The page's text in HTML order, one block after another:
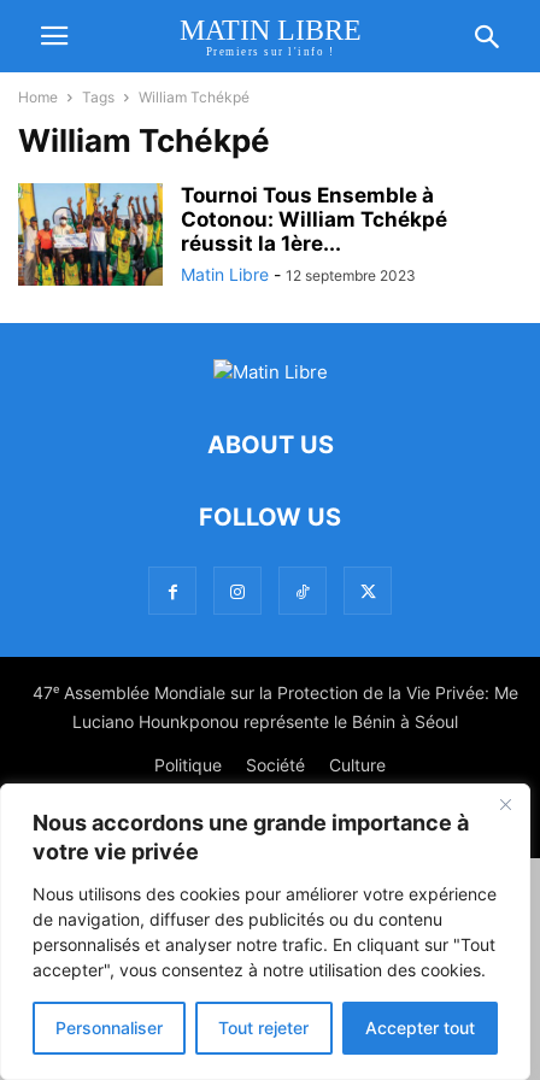
Nous accordons une grande importance à
votre vie privée
Nous utilisons des cookies pour améliorer votre expérience
de navigation, diffuser des publicités ou du contenu
personnalisés et analyser notre trafic. En cliquant sur "Tout
accepter", vous consentez à notre utilisation des cookies.
Personnaliser Tout rejeter Accepter tout
MATIN LIBRE
Premiers sur l'info !
Home Tags William Tchékpé
William Tchékpé
Tournoi Tous Ensemble à
Cotonou: William Tchékpé
réussit la 1ère...
Matin Libre - 12 septembre 2023
ABOUT US
FOLLOW US
47ᵉ Assemblée Mondiale sur la Protection de la Vie Privée: Me
Luciano Hounkponou représente le Bénin à Séoul
Politique Société Culture
© Powered by digitXplus Francophone